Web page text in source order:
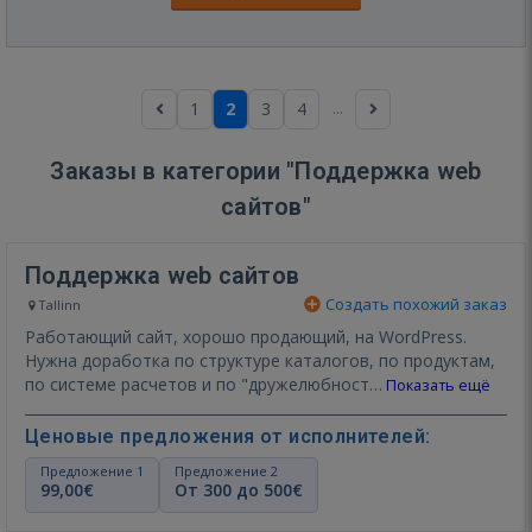
1 2 3 4 ...
Заказы в категории "Поддержка web
сайтов"
Поддержка web сайтов
Tallinn Создать похожий заказ
Работающий сайт, хорошо продающий, на WordPress.
Нужна доработка по структуре каталогов, по продуктам,
по системе расчетов и по "дружелюбност… Показать ещё
Ценовые предложения от исполнителей:
Предложение 1
99,00€
Предложение 2
От 300 до 500€